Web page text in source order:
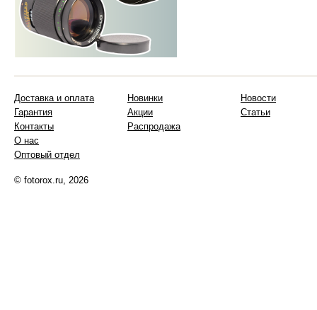
Доставка и оплата
Гарантия
Контакты
О нас
Оптовый отдел
Новинки
Акции
Распродажа
Новости
Статьи
© fotorox.ru, 2026